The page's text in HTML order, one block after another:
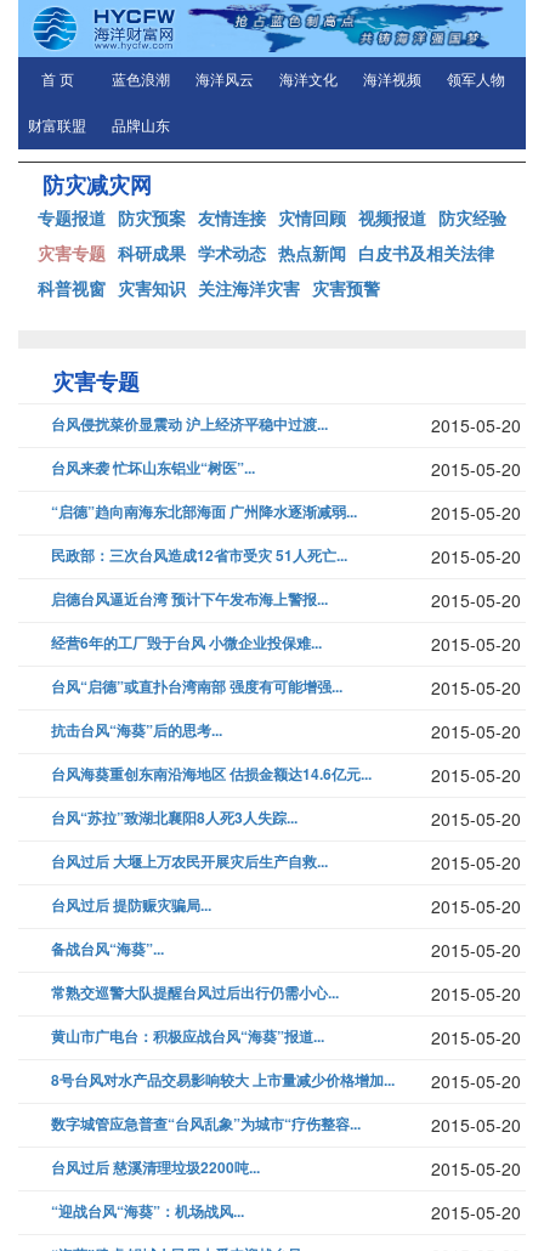
首 页 蓝色浪潮 海洋风云 海洋文化 海洋视频 领军人物
财富联盟 品牌山东
防灾减灾网
专题报道 防灾预案 友情连接 灾情回顾 视频报道 防灾经验
灾害专题 科研成果 学术动态 热点新闻 白皮书及相关法律
科普视窗 灾害知识 关注海洋灾害 灾害预警
灾害专题
台风侵扰菜价显震动 沪上经济平稳中过渡... 2015-05-20
台风来袭 忙坏山东铝业“树医”... 2015-05-20
“启德”趋向南海东北部海面 广州降水逐渐减弱... 2015-05-20
民政部：三次台风造成12省市受灾 51人死亡... 2015-05-20
启德台风逼近台湾 预计下午发布海上警报... 2015-05-20
经营6年的工厂毁于台风 小微企业投保难... 2015-05-20
台风“启德”或直扑台湾南部 强度有可能增强... 2015-05-20
抗击台风“海葵”后的思考... 2015-05-20
台风海葵重创东南沿海地区 估损金额达14.6亿元... 2015-05-20
台风“苏拉”致湖北襄阳8人死3人失踪... 2015-05-20
台风过后 大堰上万农民开展灾后生产自救... 2015-05-20
台风过后 提防赈灾骗局... 2015-05-20
备战台风“海葵”... 2015-05-20
常熟交巡警大队提醒台风过后出行仍需小心... 2015-05-20
黄山市广电台：积极应战台风“海葵”报道... 2015-05-20
8号台风对水产品交易影响较大 上市量减少价格增加... 2015-05-20
数字城管应急普查“台风乱象”为城市“疗伤整容... 2015-05-20
台风过后 慈溪清理垃圾2200吨... 2015-05-20
“迎战台风“海葵”：机场战风... 2015-05-20